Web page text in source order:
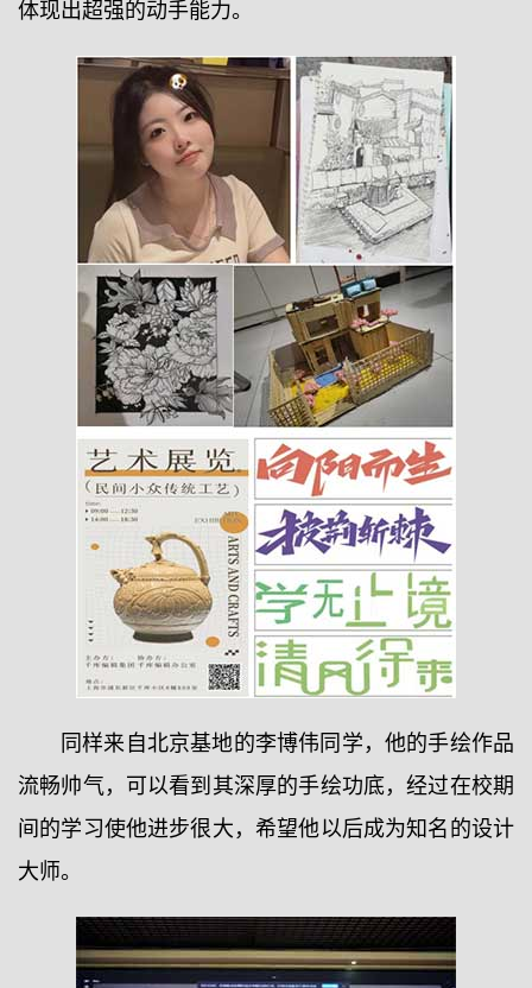
体现出超强的动手能力。
同样来自北京基地的李博伟同学，他的手绘作品
流畅帅气，可以看到其深厚的手绘功底，经过在校期
间的学习使他进步很大，希望他以后成为知名的设计
大师。